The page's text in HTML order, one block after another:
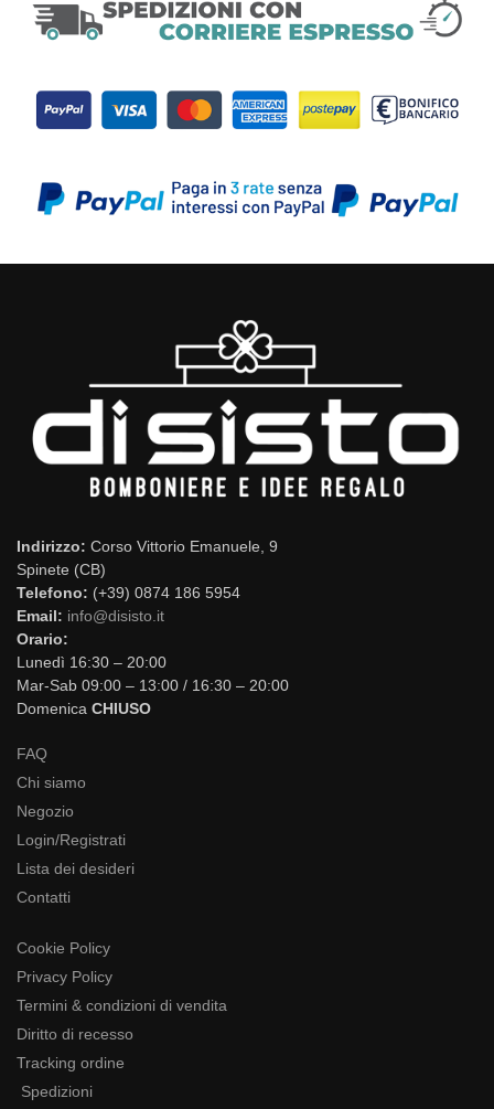
Indirizzo: Corso Vittorio Emanuele, 9
Spinete (CB)
Telefono: (+39) 0874 186 5954
Email: info@disisto.it
Orario:
Lunedì 16:30 – 20:00
Mar-Sab 09:00 – 13:00 / 16:30 – 20:00
Domenica CHIUSO
FAQ
Chi siamo
Negozio
Login/Registrati
Lista dei desideri
Contatti
Cookie Policy
Privacy Policy
Termini & condizioni di vendita
Diritto di recesso
Tracking ordine
Spedizioni